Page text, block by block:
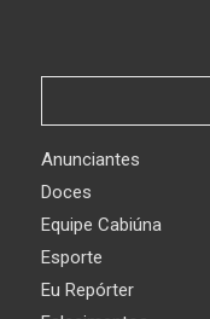
Anunciantes
Doces
Equipe Cabiúna
Esporte
Eu Repórter